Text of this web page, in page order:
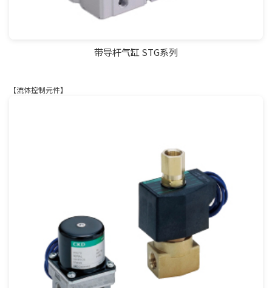
带导杆气缸 STG系列
【流体控制元件】